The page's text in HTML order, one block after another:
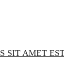
SIT AMET